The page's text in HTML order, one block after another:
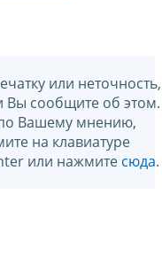
или неточность,
Вы сообщите об этом.
по Вашему мнению,
на клавиатуре
или нажмите сюда.